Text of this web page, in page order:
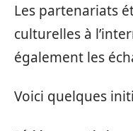
Les partenariats
culturelles à
également les
Voici quelques